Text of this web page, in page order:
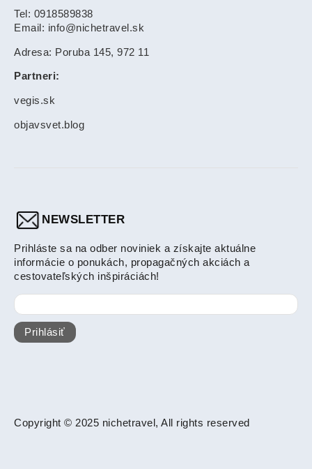
Tel: 0918589838
Email: info@nichetravel.sk
Adresa: Poruba 145, 972 11
Partneri:
vegis.sk
objavsvet.blog
NEWSLETTER
Prihláste sa na odber noviniek a získajte aktuálne
informácie o ponukách, propagačných akciách a
cestovateľských inšpiráciách!
Prihlásiť
Copyright © 2025 nichetravel, All rights reserved